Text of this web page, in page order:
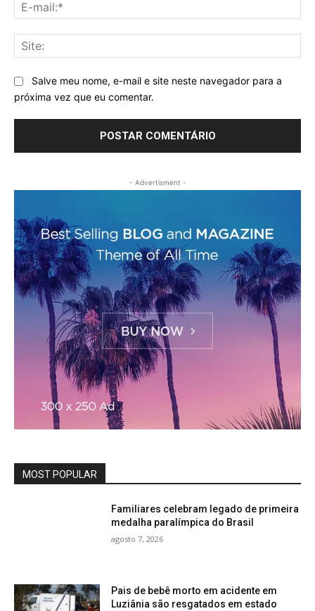
Salve meu nome, e-mail e site neste navegador para a
próxima vez que eu comentar.
- Advertisment -
MOST POPULAR
Familiares celebram legado de primeira
medalha paralímpica do Brasil
agosto 7, 2026
Pais de bebê morto em acidente em
Luziânia são resgatados em estado